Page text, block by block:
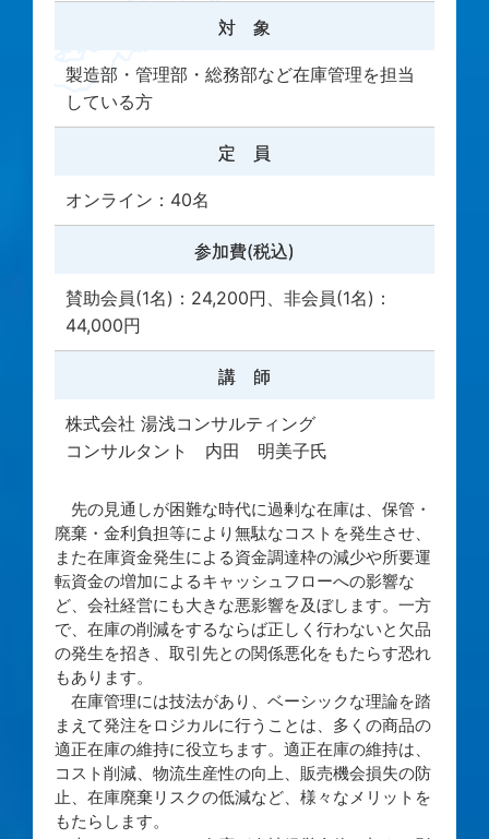
対 象
製造部・管理部・総務部など在庫管理を担当
している方
定 員
オンライン：40名
参加費(税込)
賛助会員(1名)：24,200円、非会員(1名)：
44,000円
講 師
株式会社 湯浅コンサルティング
コンサルタント 内田 明美子氏
先の見通しが困難な時代に過剰な在庫は、保管・
廃棄・金利負担等により無駄なコストを発生させ、
また在庫資金発生による資金調達枠の減少や所要運
転資金の増加によるキャッシュフローへの影響な
ど、会社経営にも大きな悪影響を及ぼします。一方
で、在庫の削減をするならば正しく行わないと欠品
の発生を招き、取引先との関係悪化をもたらす恐れ
もあります。
在庫管理には技法があり、ベーシックな理論を踏
まえて発注をロジカルに行うことは、多くの商品の
適正在庫の維持に役立ちます。適正在庫の維持は、
コスト削減、物流生産性の向上、販売機会損失の防
止、在庫廃棄リスクの低減など、様々なメリットを
もたらします。